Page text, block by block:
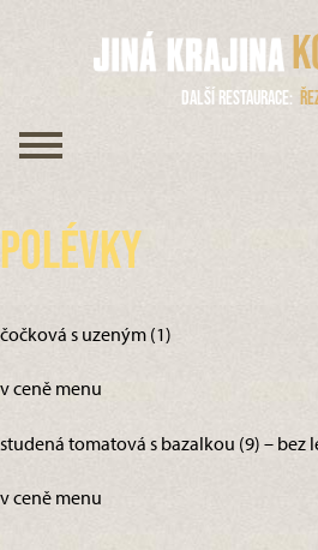
Další restaurace
Polévky
čočková s uzeným (1)
v ceně menu
studená tomatová s bazalkou (9) – bez
v ceně menu